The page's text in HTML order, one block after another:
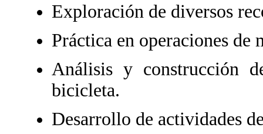
Exploración de diversos
Práctica en operaciones
Análisis y construcción
bicicleta.
Desarrollo de actividades